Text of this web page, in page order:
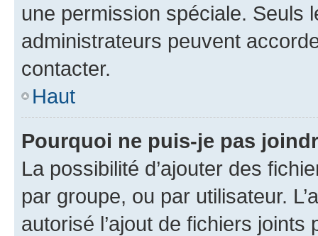
une permission spéciale. Seuls
administrateurs peuvent
contacter.
Haut
Pourquoi ne puis-je pas
La possibilité d’ajouter des
par groupe, ou par utilisateur.
autorisé l’ajout de fichiers